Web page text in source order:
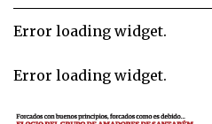
Error loading widget.
Error loading widget.